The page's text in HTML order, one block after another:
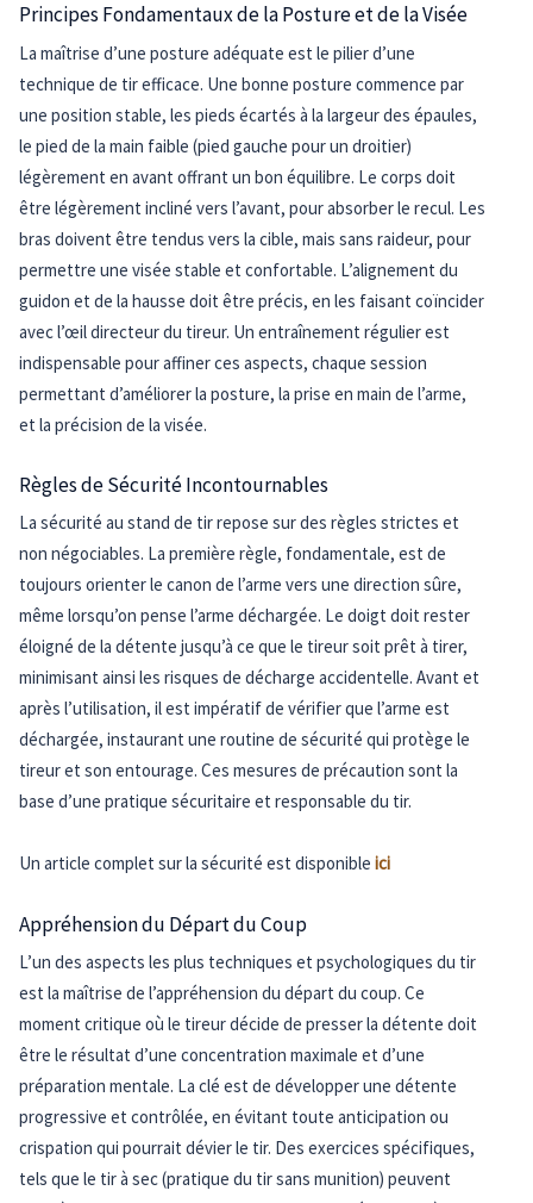
Principes Fondamentaux de la Posture et de la Visée
La maîtrise d’une posture adéquate est le pilier d’une
technique de tir efficace. Une bonne posture commence par
une position stable, les pieds écartés à la largeur des épaules,
le pied de la main faible (pied gauche pour un droitier)
légèrement en avant offrant un bon équilibre. Le corps doit
être légèrement incliné vers l’avant, pour absorber le recul. Les
bras doivent être tendus vers la cible, mais sans raideur, pour
permettre une visée stable et confortable. L’alignement du
guidon et de la hausse doit être précis, en les faisant coïncider
avec l’œil directeur du tireur. Un entraînement régulier est
indispensable pour affiner ces aspects, chaque session
permettant d’améliorer la posture, la prise en main de l’arme,
et la précision de la visée.
Règles de Sécurité Incontournables
La sécurité au stand de tir repose sur des règles strictes et
non négociables. La première règle, fondamentale, est de
toujours orienter le canon de l’arme vers une direction sûre,
même lorsqu’on pense l’arme déchargée. Le doigt doit rester
éloigné de la détente jusqu’à ce que le tireur soit prêt à tirer,
minimisant ainsi les risques de décharge accidentelle. Avant et
après l’utilisation, il est impératif de vérifier que l’arme est
déchargée, instaurant une routine de sécurité qui protège le
tireur et son entourage. Ces mesures de précaution sont la
base d’une pratique sécuritaire et responsable du tir.
Un article complet sur la sécurité est disponible ici
Appréhension du Départ du Coup
L’un des aspects les plus techniques et psychologiques du tir
est la maîtrise de l’appréhension du départ du coup. Ce
moment critique où le tireur décide de presser la détente doit
être le résultat d’une concentration maximale et d’une
préparation mentale. La clé est de développer une détente
progressive et contrôlée, en évitant toute anticipation ou
crispation qui pourrait dévier le tir. Des exercices spécifiques,
tels que le tir à sec (pratique du tir sans munition) peuvent